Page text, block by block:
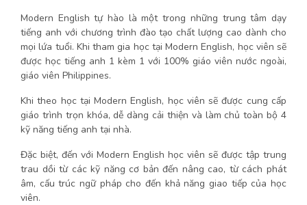
Modern English tự hào là một trong những trung tâm dạy
tiếng anh với chương trình đào tạo chất lượng cao dành cho
mọi lứa tuổi. Khi tham gia học tại Modern English, học viên sẽ
được học tiếng anh 1 kèm 1 với 100% giáo viên nước ngoài,
giáo viên Philippines.
Khi theo học tại Modern English, học viên sẽ được cung cấp
giáo trình trọn khóa, dễ dàng cải thiện và làm chủ toàn bộ 4
kỹ năng tiếng anh tại nhà.
Đặc biệt, đến với Modern English học viên sẽ được tập trung
trau dồi từ các kỹ năng cơ bản đến nâng cao, từ cách phát
âm, cấu trúc ngữ pháp cho đến khả năng giao tiếp của học
viên.